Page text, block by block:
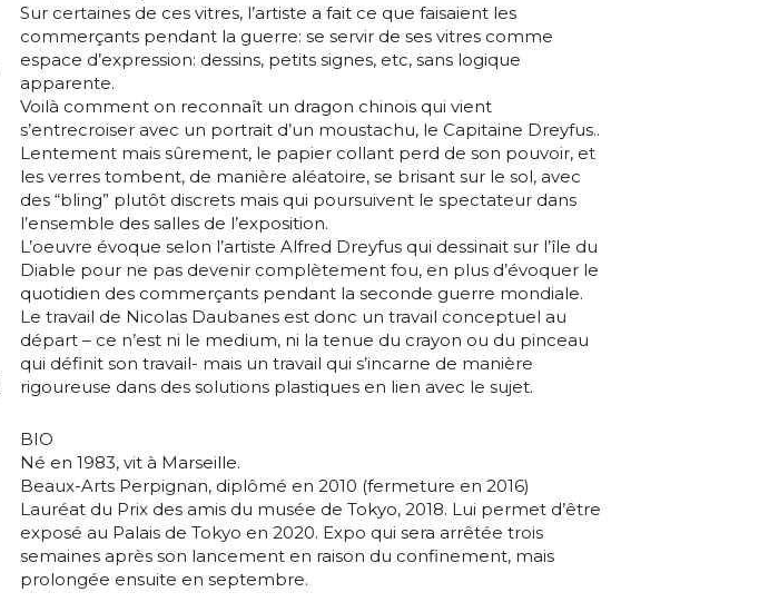
Sur certaines de ces vitres, l’artiste a fait ce que faisaient les
commerçants pendant la guerre: se servir de ses vitres comme
espace d’expression: dessins, petits signes, etc, sans logique
apparente.
Voilà comment on reconnaît un dragon chinois qui vient
s’entrecroiser avec un portrait d’un moustachu, le Capitaine Dreyfus..
Lentement mais sûrement, le papier collant perd de son pouvoir, et
les verres tombent, de manière aléatoire, se brisant sur le sol, avec
des “bling” plutôt discrets mais qui poursuivent le spectateur dans
l’ensemble des salles de l’exposition.
L’oeuvre évoque selon l’artiste Alfred Dreyfus qui dessinait sur l’île du
Diable pour ne pas devenir complètement fou, en plus d’évoquer le
quotidien des commerçants pendant la seconde guerre mondiale.
Le travail de Nicolas Daubanes est donc un travail conceptuel au
départ – ce n’est ni le medium, ni la tenue du crayon ou du pinceau
qui définit son travail- mais un travail qui s’incarne de manière
rigoureuse dans des solutions plastiques en lien avec le sujet.
BIO
Né en 1983, vit à Marseille.
Beaux-Arts Perpignan, diplômé en 2010 (fermeture en 2016)
Lauréat du Prix des amis du musée de Tokyo, 2018. Lui permet d’être
exposé au Palais de Tokyo en 2020. Expo qui sera arrêtée trois
semaines après son lancement en raison du confinement, mais
prolongée ensuite en septembre.